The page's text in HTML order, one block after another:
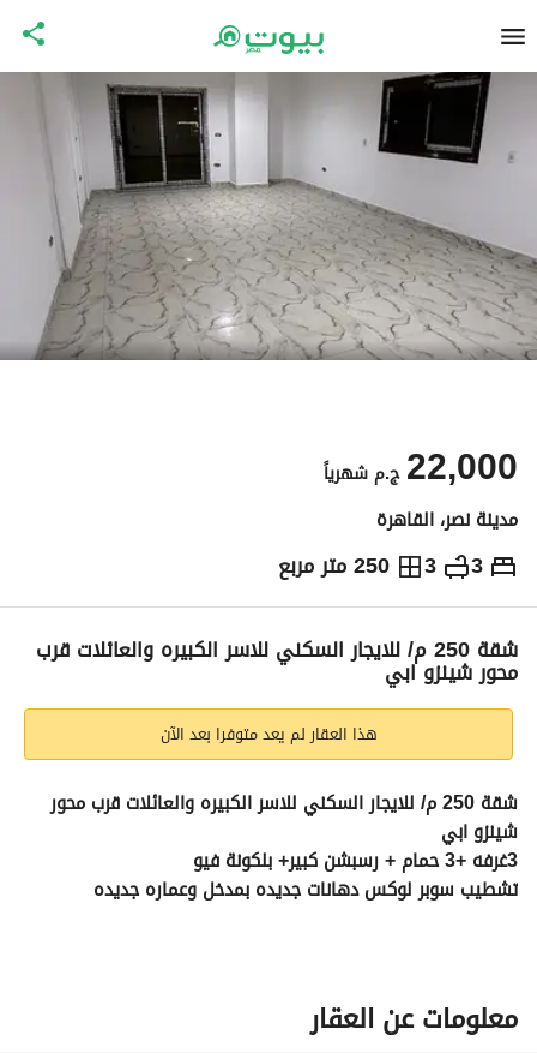
ج.م 22,000 شهرياً
مدينة نصر، القاهرة
3
3 250 متر مربع ج.م22,000شهرياً
الاماكن القريبة
شقة 250 م/ للايجار السكني للاسر الكبيره والعائلات قرب
محور شينزو ابي
هذا العقار لم يعد متوفرا بعد الآن
شقة 250 م/ للايجار السكني للاسر الكبيره والعائلات قرب محور
شينزو ابي
3غرفه +3 حمام + رسبشن كبير+ بلكونة فيو
تشطيب سوبر لوكس دهانات جديده بمدخل وعماره جديده
عرض معلومات الاتصال
SY-للاستعلام عن الوحده مرجع رقم : 2095
معلومات عن العقار